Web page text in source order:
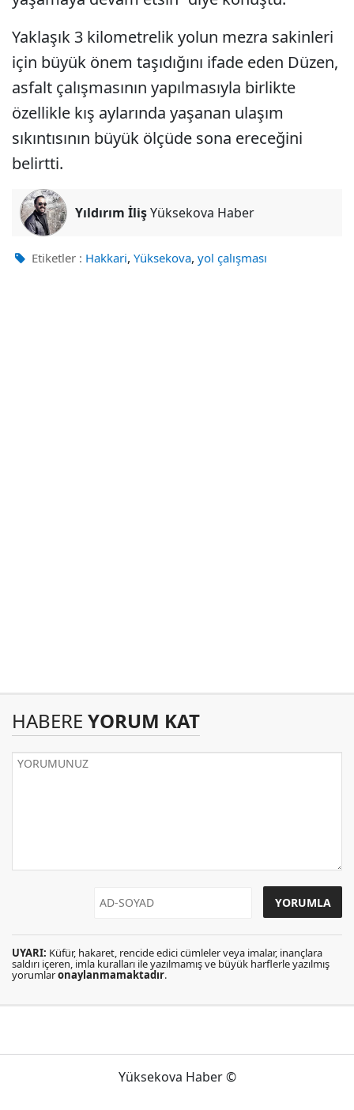
Yaklaşık 3 kilometrelik yolun mezra sakinleri
için büyük önem taşıdığını ifade eden Düzen,
asfalt çalışmasının yapılmasıyla birlikte
özellikle kış aylarında yaşanan ulaşım
sıkıntısının büyük ölçüde sona ereceğini
belirtti.
Yıldırım İlişYüksekova Haber
Etiketler : Hakkari, Yüksekova, yol çalışması
HABERE YORUM KAT
UYARI: Küfür, hakaret, rencide edici cümleler veya imalar, inançlara
saldırı içeren, imla kuralları ile yazılmamış ve büyük harflerle yazılmış
yorumlaronaylanmamaktadır.
Yüksekova Haber ©